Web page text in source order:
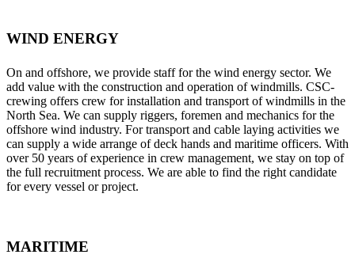
WIND ENERGY
On and offshore, we provide staff for the wind energy sector. We
add value with the construction and operation of windmills. CSC-
crewing offers crew for installation and transport of windmills in the
North Sea. We can supply riggers, foremen and mechanics for the
offshore wind industry. For transport and cable laying activities we
can supply a wide arrange of deck hands and maritime officers. With
over 50 years of experience in crew management, we stay on top of
the full recruitment process. We are able to find the right candidate
for every vessel or project.
MARITIME